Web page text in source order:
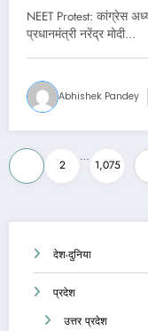
NEET Protest: कांग्रेस
प्रधानमंत्री नरेंद्र मोदी…
Abhishek Pandey
Posts
pagination
2
…
1,075
देश-दुनिया
प्रदेश
उत्तर प्रदेश